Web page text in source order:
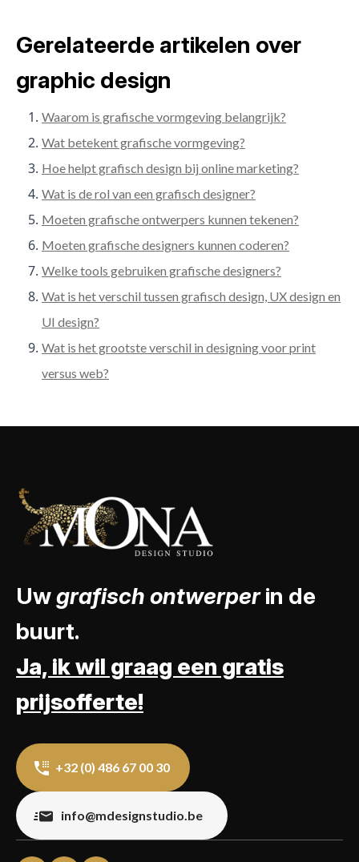
Gerelateerde artikelen over
graphic design
Waarom is grafische vormgeving belangrijk?
Wat betekent grafische vormgeving?
Hoe helpt grafisch design bij online marketing?
Wat is de rol van een grafisch designer?
Moeten grafische ontwerpers kunnen tekenen?
Moeten grafische designers kunnen coderen?
Welke tools gebruiken grafische designers?
Wat is het verschil tussen grafisch design, UX design en
UI design?
Wat is het grootste verschil in designing voor print
versus web?
Uwgrafisch ontwerperin de
buurt.
Ja, ik wil graag een gratis
prijsofferte!
+32 (0) 486 67 00 30
info@mdesignstudio.be